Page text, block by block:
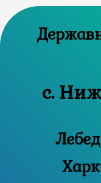
Державний
с.